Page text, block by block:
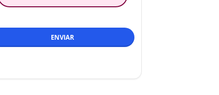
ENVIAR